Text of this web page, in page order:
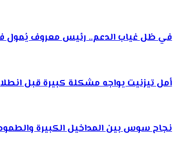
في ظل غياب الدعم.. رئيس معروف يُمول
أمل تيزنيت يواجه مشكلة كبيرة قبل
نجاح سوس بين المداخيل الكبيرة